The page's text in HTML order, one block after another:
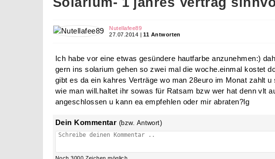
Nutellafee89
27.07.2014 |11 Antworten
Ich habe vor eine etwas gesündere hautfarbe anzunehmen:)
gern ins solarium gehen so zwei mal die woche.einmal kostet
gibt es da ein kahres Verträge wo man 28euro im Monat zahlt u
wie man will.haltet ihr sowas für Ratsam bzw wer hat denn vlt
angeschlossen u kann ea empfehlen oder mir abraten?lg
Dein Kommentar (bzw. Antwort)
Noch3000 Zeichen möglich.